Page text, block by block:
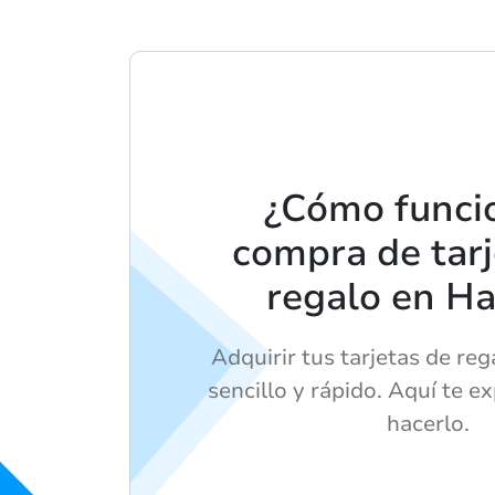
¿Cómo
compra de
regalo en
Adquirir tus tarjetas de
sencillo y rápido. Aquí te
hacerlo.